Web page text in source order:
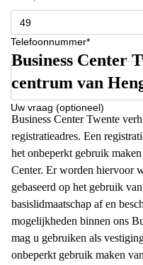
Telefoonnummer*
Uw vraag (optioneel)
Business Center
centrum van
Business Center Twente
registratieadres. Een
het onbeperkt gebruik
Center. Er worden hiervoor
gebaseerd op het gebruik
basislidmaatschap af en
mogelijkheden binnen ons
mag u gebruiken als
onbeperkt gebruik maken